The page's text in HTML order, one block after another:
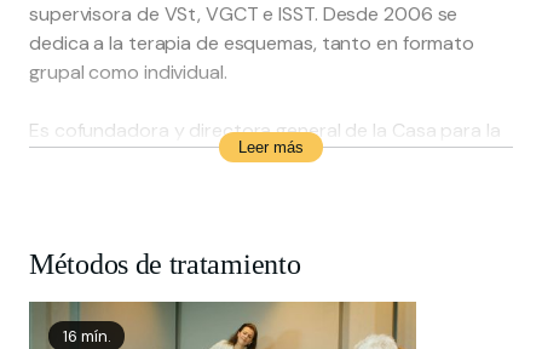
supervisora de VSt, VGCT e ISST. Desde 2006 se
dedica a la terapia de esquemas, tanto en formato
grupal como individual.
Es cofundadora y directora general de la Casa para la
Terapia de Esquemas, una institución de atención
Academia de Terapia de Esquemas, una institución de
formación en terapia de esquemas.
Es autora del libro «Terapia de esquemas. Trabajar con
Leer más
Métodos de tratamiento
16 mín.